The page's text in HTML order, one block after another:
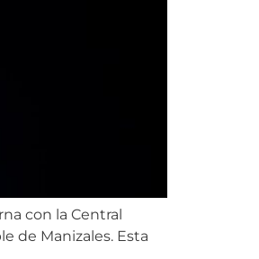
con la Central
de Manizales. Esta